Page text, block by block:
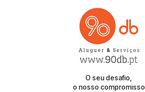
O seu desafio,
o nosso compromisso